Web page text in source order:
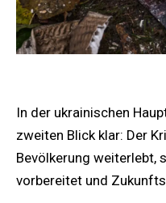
In der ukrainischen
zweiten Blick klar: Der
Bevölkerung weiterlebt,
vorbereitet und